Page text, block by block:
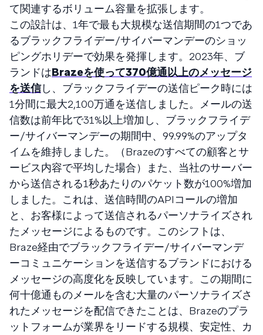
て関連するボリューム容量を拡張します。
この設計は、1年で最も大規模な送信期間の1つであ
るブラックフライデー/サイバーマンデーのショッ
ピングホリデーで効果を発揮します。2023年、ブ
ランドはBrazeを使って370億通以上のメッセージ
を送信し、ブラックフライデーの送信ピーク時には
1分間に最大2,100万通を送信しました。メールの送
信数は前年比で31%以上増加し、ブラックフライデ
ー/サイバーマンデーの期間中、99.99%のアップタ
イムを維持しました。（Brazeのすべての顧客とサ
ービス内容で平均した場合）また、当社のサーバー
から送信される1秒あたりのパケット数が100%増加
しました。これは、送信時間のAPIコールの増加
と、お客様によって送信されるパーソナライズされ
たメッセージによるものです。このシフトは、
Braze経由でブラックフライデー/サイバーマンデ
ーコミュニケーションを送信するブランドにおける
メッセージの高度化を反映しています。この期間に
何十億通ものメールを含む大量のパーソナライズさ
れたメッセージを配信できたことは、Brazeのプラ
ットフォームが業界をリードする規模、安定性、カ